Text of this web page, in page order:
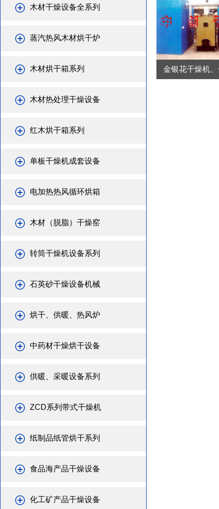
木材干燥设备全系列
蒸汽热风木材烘干炉
木材烘干箱系列
木材热处理干燥设备
红木烘干箱系列
单板干燥机成套设备
电加热热风循环烘箱
木材（脱脂）干燥窑
转筒干燥机设备系列
石英砂干燥设备机械
烘干、供暖、热风炉
中药材干燥烘干设备
供暖、采暖设备系列
ZCD系列带式干燥机
纸制品纸管烘干系列
食品海产品干燥设备
化工矿产品干燥设备
金银花干燥机